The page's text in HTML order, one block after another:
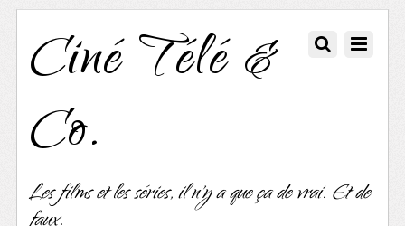
Ciné Télé &
Co.
Les films et les séries, il n'y a que ça de vrai. Et de